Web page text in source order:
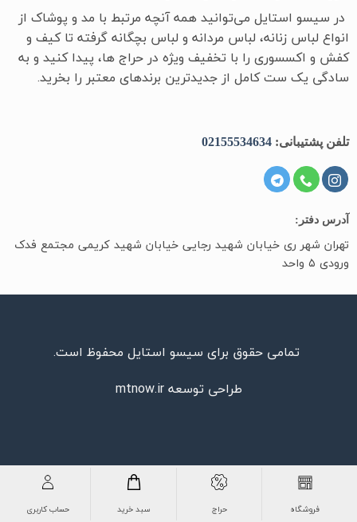
در سیسو ‌استایل می‌توانید همه آنچه مرتبط با مد و پوشاک از
انواع لباس زنانه، لباس مردانه و لباس بچگانه گرفته تا کیف و
کفش و اکسسوری را با تخفیف ویژه در حراج ها، پیدا کنید و به
سادگی یک ست کامل از جدیدترین‌ برندهای معتبر را بخرید.
تلفن پشتیبانی:02155534634
آدرس دفتر:
تهران شهر ری خیابان شهید رجایی خیابان شهید کریمی مجتمع فدک
ورودی ۵ واحد
تمامی حقوق برای سیسو استایل محفوظ است.
طراحی توسعهmtnow.ir
فروشگاه حراج سبد خرید حساب کاربری